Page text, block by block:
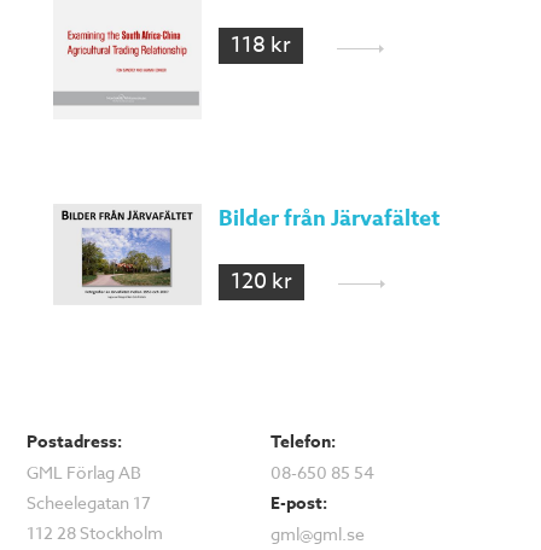
118 kr
Bilder från Järvafältet
120 kr
Postadress:
GML Förlag AB
Scheelegatan 17
112 28 Stockholm
Telefon:
08-650 85 54
E-post:
gml@gml.se